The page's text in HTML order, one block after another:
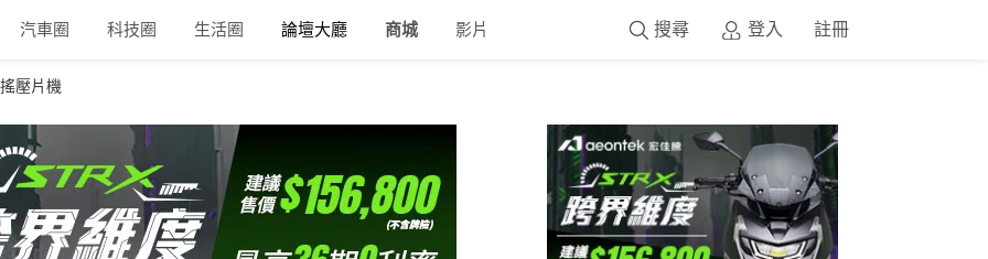
汽車圈 科技圈 生活圈 論壇大廳 商城 影片 登入 註冊
搜尋
壓片機